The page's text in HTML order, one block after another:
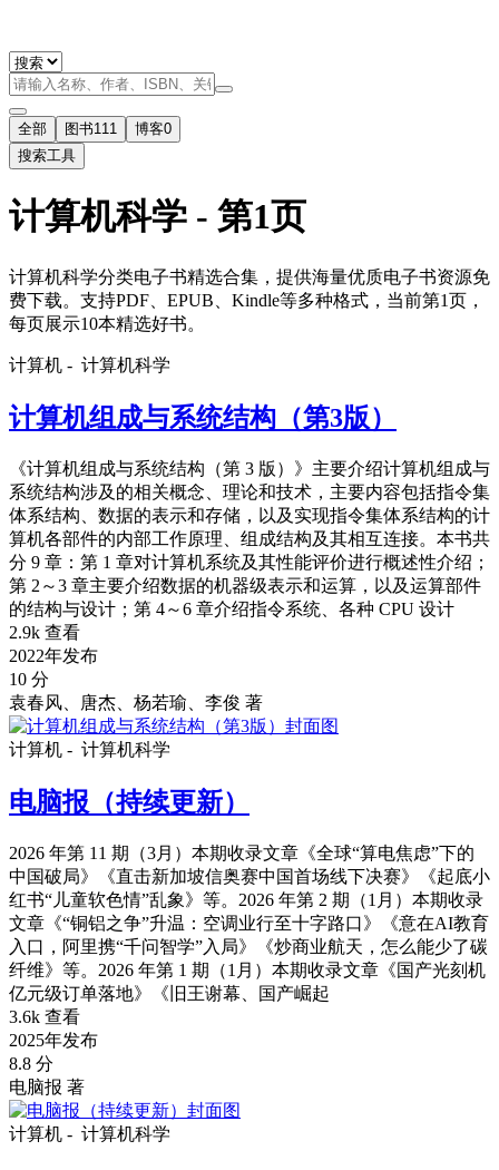
全部 图书111 博客0
搜索工具
计算机科学 - 第1页
计算机科学分类电子书精选合集，提供海量优质电子书资源免
费下载。支持PDF、EPUB、Kindle等多种格式，当前第1页，
每页展示10本精选好书。
计算机 - 计算机科学
计算机组成与系统结构（第3版）
《计算机组成与系统结构（第 3 版）》主要介绍计算机组成与
系统结构涉及的相关概念、理论和技术，主要内容包括指令集
体系结构、数据的表示和存储，以及实现指令集体系结构的计
算机各部件的内部工作原理、组成结构及其相互连接。本书共
分 9 章：第 1 章对计算机系统及其性能评价进行概述性介绍；
第 2～3 章主要介绍数据的机器级表示和运算，以及运算部件
的结构与设计；第 4～6 章介绍指令系统、各种 CPU 设计
2.9k 查看
2022年发布
10 分
袁春风、唐杰、杨若瑜、李俊 著
计算机 - 计算机科学
电脑报（持续更新）
2026 年第 11 期（3月）本期收录文章《全球“算电焦虑”下的
中国破局》《直击新加坡信奥赛中国首场线下决赛》《起底小
红书“儿童软色情”乱象》等。2026 年第 2 期（1月）本期收录
文章《“铜铝之争”升温：空调业行至十字路口》《意在AI教育
入口，阿里携“千问智学”入局》《炒商业航天，怎么能少了碳
纤维》等。2026 年第 1 期（1月）本期收录文章《国产光刻机
亿元级订单落地》《旧王谢幕、国产崛起
3.6k 查看
2025年发布
8.8 分
电脑报 著
计算机 - 计算机科学